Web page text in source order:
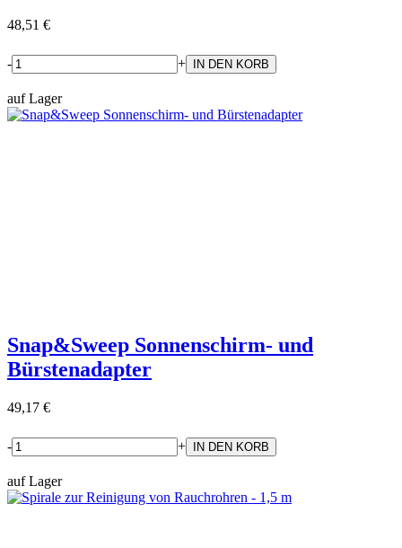
48,51 €
- +
auf Lager
Snap&Sweep Sonnenschirm- und
Bürstenadapter
49,17 €
- +
auf Lager